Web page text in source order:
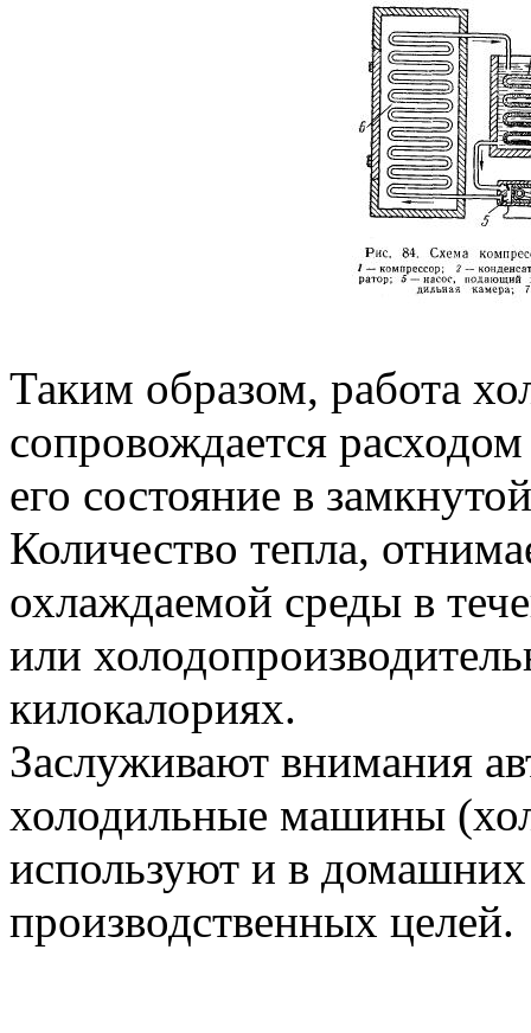
Таким образом, работа
сопровождается
его состояние в
Количество тепла,
охлаждаемой среды в
или
килокалориях.
Заслуживают внимания
холодильные машины
используют и в
производственных целей.